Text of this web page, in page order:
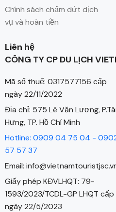
Chính sách chấm dứt dịch
vụ và hoàn tiền
Liên hệ
CÔNG TY CP DU LỊCH
Mã số thuế: 0317577156 cấp
ngày 22/11/2022
Địa chỉ: 575 Lê Văn Lương,
Hưng, TP. Hồ Chí Minh
Hotline: 0909 04 75 04 -
57 57 37
Email:
Giấy phép KĐVLHQT: 79-
1593/2023/TCDL-GP LHQT cấp
ngày 22/5/2023